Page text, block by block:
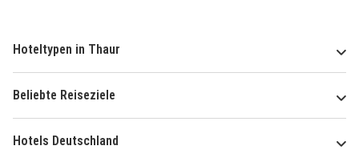
Hoteltypen in Thaur
Beliebte Reiseziele
Hotels Deutschland